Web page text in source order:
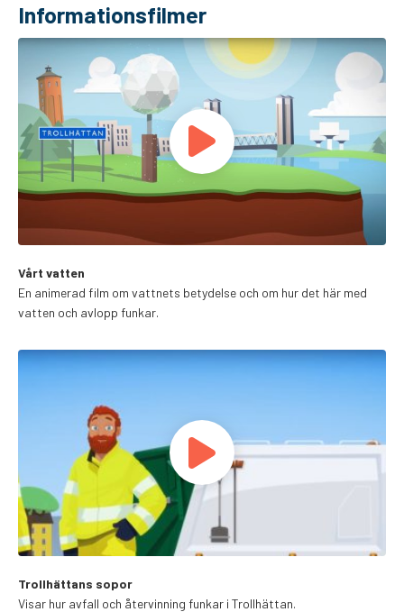
Informationsfilmer
Vårt vatten
En animerad film om vattnets betydelse och om hur det här med
vatten och avlopp funkar.
Trollhättans sopor
Visar hur avfall och återvinning funkar i Trollhättan.